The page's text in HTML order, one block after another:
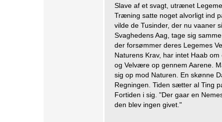
Slave af et svagt, utrænet
Træning satte noget alvorligt ind
vilde de Tusinder, der nu vaaner
Svaghedens Aag, tage sig
der forsømmer deres Legemes
Naturens Krav, har intet Haab
og Velvære op gennem Aarene.
sig op mod Naturen. En skønne
Regningen. Tiden sætter al Ting
Fortiden i sig. "Der gaar en
den blev ingen givet."